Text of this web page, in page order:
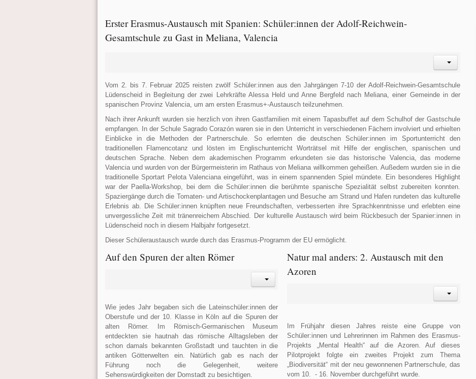
Erster Erasmus-Austausch mit Spanien: Schüler:innen der Adolf-Reichwein-
Gesamtschule zu Gast in Meliana, Valencia
Vom 2. bis 7. Februar 2025 reisten zwölf Schüler:innen aus den Jahrgängen 7-10 der Adolf-Reichwein-Gesamtschule
Lüdenscheid in Begleitung der zwei Lehrkräfte Alessa Held und Anne Bergfeld nach Meliana, einer Gemeinde in der
spanischen Provinz Valencia, um am ersten Erasmus+-Austausch teilzunehmen.
Nach ihrer Ankunft wurden sie herzlich von ihren Gastfamilien mit einem Tapasbuffet auf dem Schulhof der Gastschule
empfangen. In der Schule Sagrado Corazón waren sie in den Unterricht in verschiedenen Fächern involviert und erhielten
Einblicke in die Methoden der Partnerschule. So erlernten die deutschen Schüler:innen im Sportunterricht den
traditionellen Flamencotanz und lösten im Englischunterricht Worträtsel mit Hilfe der englischen, spanischen und
deutschen Sprache. Neben dem akademischen Programm erkundeten sie das historische Valencia, das moderne
Valencia und wurden von der Bürgermeisterin im Rathaus von Meliana willkommen geheißen. Außedem wurden sie in die
traditionelle Sportart Pelota Valenciana eingeführt, was in einem spannenden Spiel mündete. Ein besonderes Highlight
war der Paella-Workshop, bei dem die Schüler:innen die berühmte spanische Spezialität selbst zubereiten konnten.
Spaziergänge durch die Tomaten- und Artischockenplantagen und Besuche am Strand und Hafen rundeten das kulturelle
Erlebnis ab. Die Schüler:innen knüpften neue Freundschaften, verbesserten ihre Sprachkenntnisse und erlebten eine
unvergessliche Zeit mit tränenreichem Abschied. Der kulturelle Austausch wird beim Rückbesuch der Spanier:innen in
Lüdenscheid noch in diesem Halbjahr fortgesetzt.
Dieser Schüleraustausch wurde durch das Erasmus-Programm der EU ermöglicht.
Auf den Spuren der alten Römer
Wie jedes Jahr begaben sich die Lateinschüler:innen der
Oberstufe und der 10. Klasse in Köln auf die Spuren der
alten Römer. Im Römisch-Germanischen Museum
entdeckten sie hautnah das römische Alltagsleben der
schon damals bekannten Großstadt und tauchten in die
antiken Götterwelten ein. Natürlich gab es nach der
Führung noch die Gelegenheit, weitere
Sehenswürdigkeiten der Domstadt zu besichtigen.
Natur mal anders: 2. Austausch mit den
Azoren
Im Frühjahr diesen Jahres reiste eine Gruppe von
Schüler:innen und Lehrerinnen im Rahmen des Erasmus-
Projekts „Mental Health“ auf die Azoren. Auf dieses
Pilotprojekt folgte ein zweites Projekt zum Thema
„Biodiversität“ mit der neu gewonnenen Partnerschule, das
vom 10. - 16. November durchgeführt wurde.